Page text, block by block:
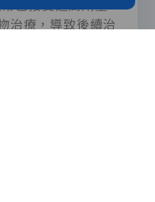
治療，導致後續治